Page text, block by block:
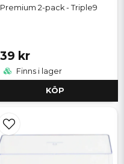
Premium 2-pack - Triple9
39 kr
Finns i lager
KÖP